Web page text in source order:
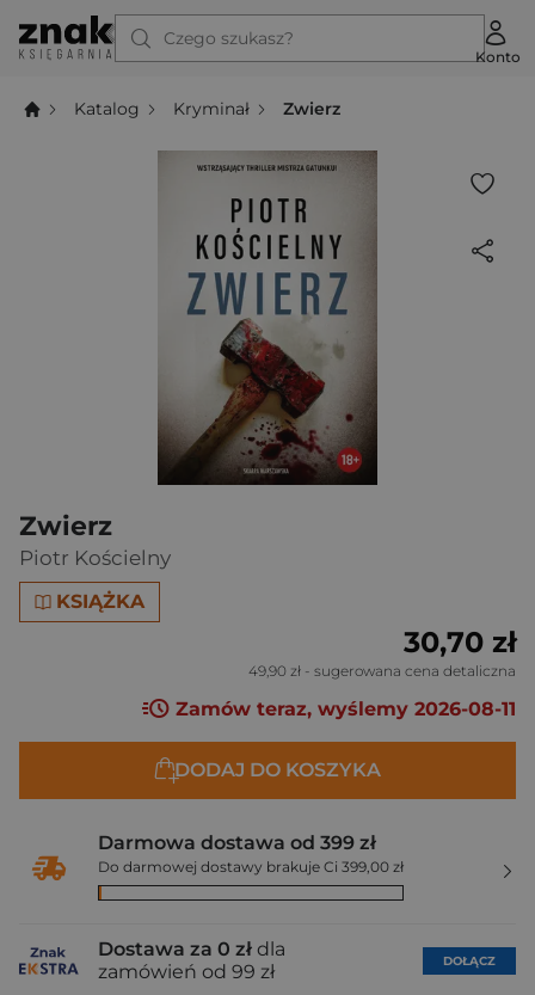
Czego szukasz?
Konto
Katalog Kryminał Zwierz
Zwierz
Piotr Kościelny
KSIĄŻKA
30,70 zł
49,90 zł - sugerowana cena detaliczna
Zamów teraz, wyślemy 2026-08-11
DODAJ DO KOSZYKA
Darmowa dostawa od 399 zł
Do darmowej dostawy brakuje Ci 399,00 zł
Dostawa za 0 zł dla
zamówień od 99 zł
DOŁĄCZ